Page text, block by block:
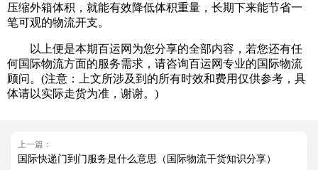
压缩外箱体积，就能有效降低体积重量，长期下来能节省一
笔可观的物流开支。
以上便是本期百运网为您分享的全部内容，若您还有任
何国际物流方面的服务需求，请咨询百运网专业的国际物流
顾问。(注意：上文所涉及到的所有时效和费用仅供参考，具
体请以实际走货为准，谢谢。)
上一篇：
国际快递门到门服务是什么意思（国际物流干货知识分享）